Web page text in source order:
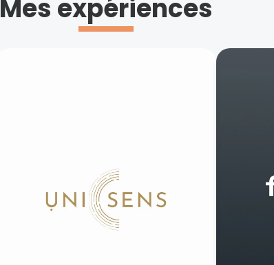
Mes expériences